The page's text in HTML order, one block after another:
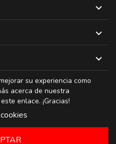



su experiencia como
acerca de nuestra
este enlace. ¡Gracias!